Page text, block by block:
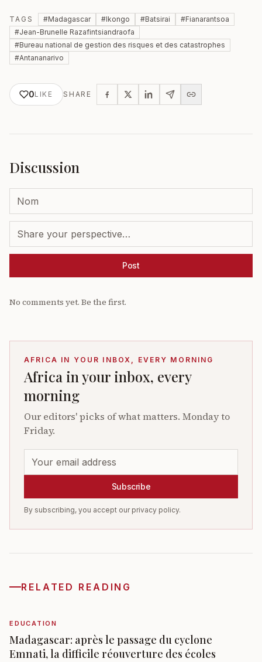
TAGS #Madagascar #Ikongo #Batsirai #Fianarantsoa
#Jean-Brunelle Razafintsiandraofa
#Bureau national de gestion des risques et des catastrophes
#Antananarivo
0LIKE SHARE
Discussion
Post
No comments yet. Be the first.
AFRICA IN YOUR INBOX, EVERY MORNING
Africa in your inbox, every
morning
Our editors' picks of what matters. Monday to
Friday.
Subscribe
By subscribing, you accept our privacy policy.
RELATED READING
EDUCATION
Madagascar: après le passage du cyclone
Emnati, la difficile réouverture des écoles